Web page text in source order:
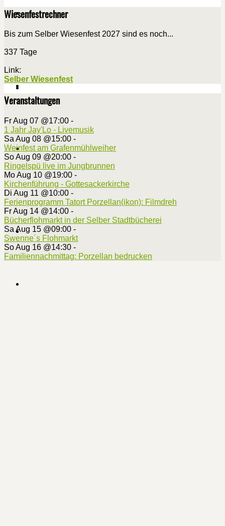
Wiesenfestrechner
Bis zum Selber Wiesenfest 2027 sind es noch...
337 Tage
Link:
Selber Wiesenfest
Veranstaltungen
Fr Aug 07 @17:00 -
1 Jahr Jay'Lo - Livemusik
Sa Aug 08 @15:00 -
Weinfest am Grafenmühlweiher
So Aug 09 @20:00 -
Ringelspü live im Jungbrunnen
Mo Aug 10 @19:00 -
Kirchenführung - Gottesackerkirche
Di Aug 11 @10:00 -
Ferienprogramm Tatort Porzellan(ikon): Filmdreh
Fr Aug 14 @14:00 -
Bücherflohmarkt in der Selber Stadtbücherei
Sa Aug 15 @09:00 -
Swenne´s Flohmarkt
So Aug 16 @14:30 -
Familiennachmittag: Porzellan bedrucken